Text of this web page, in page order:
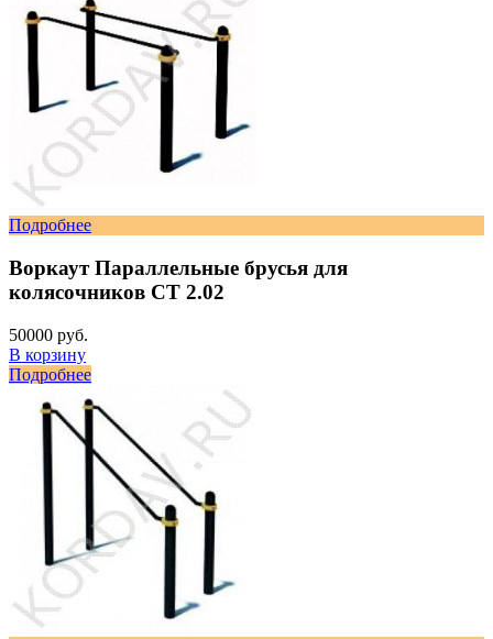
Подробнее
Воркаут Параллельные брусья для
колясочников СТ 2.02
50000 руб.
В корзину
Подробнее